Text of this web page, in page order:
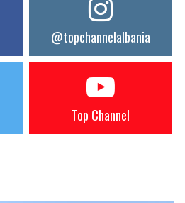
@topchannelalbania
Top Channel